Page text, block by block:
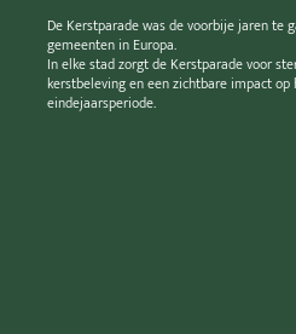
De Kerstparade was de voorbije jaren te
gemeenten in Europa.
In elke stad zorgt de Kerstparade voor
kerstbeleving en een zichtbare impact
eindejaarsperiode.